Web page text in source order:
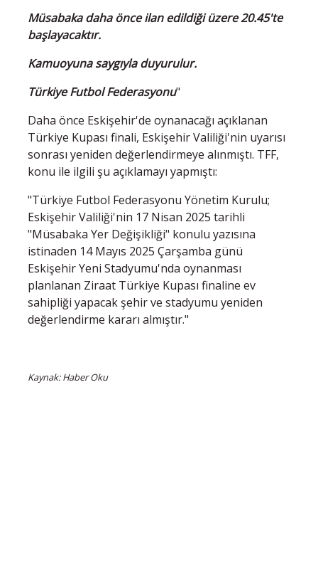
Müsabaka daha önce ilan edildiği üzere 20.45'te
başlayacaktır.
Kamuoyuna saygıyla duyurulur.
Türkiye Futbol Federasyonu"
Daha önce Eskişehir'de oynanacağı açıklanan
Türkiye Kupası finali, Eskişehir Valiliği'nin uyarısı
sonrası yeniden değerlendirmeye alınmıştı. TFF,
konu ile ilgili şu açıklamayı yapmıştı:
"Türkiye Futbol Federasyonu Yönetim Kurulu;
Eskişehir Valiliği'nin 17 Nisan 2025 tarihli
"Müsabaka Yer Değişikliği" konulu yazısına
istinaden 14 Mayıs 2025 Çarşamba günü
Eskişehir Yeni Stadyumu'nda oynanması
planlanan Ziraat Türkiye Kupası finaline ev
sahipliği yapacak şehir ve stadyumu yeniden
değerlendirme kararı almıştır."
Kaynak: Haber Oku